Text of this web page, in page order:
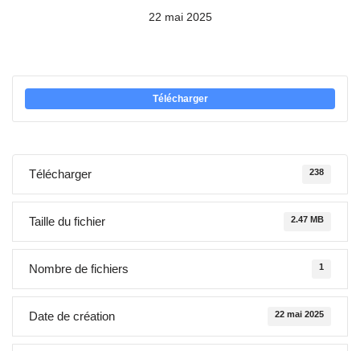
22 mai 2025
Télécharger
Télécharger 238
Taille du fichier 2.47 MB
Nombre de fichiers 1
Date de création 22 mai 2025